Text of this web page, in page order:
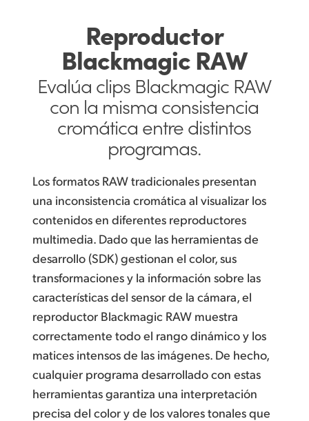
Reproductor
Blackmagic RAW
Evalúa clips Blackmagic RAW
con la misma consistencia
cromática entredistintos
programas.
Los formatos RAW tradicionales presentan
una inconsistencia cromática al visualizar los
contenidos en diferentes reproductores
multimedia. Dado que las herramientas de
desarrollo (SDK) gestionan el color,sus
transformacionesy la información sobre las
características del sensor de la cámara, el
reproductor Blackmagic RAW muestra
correctamente todo el rango dinámico y los
matices intensos de las imágenes. De hecho,
cualquier programa desarrollado con estas
herramientas garantiza una interpretación
precisa del color y de los valores tonales que